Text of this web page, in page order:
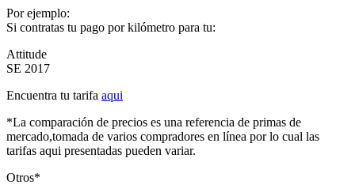
Por ejemplo:
Si contratas tu pago por kilómetro para tu:
Attitude
SE 2017
Encuentra tu tarifa aqui
*La comparación de precios es una referencia de primas de
mercado,tomada de varios compradores en línea por lo cual las
tarifas aqui presentadas pueden variar.
Otros*